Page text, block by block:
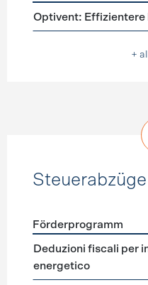
Förderprogramme
Optivent: Effizientere
+
Steuerabzüge
Förderprogramme
Förderprogramm
Deduzioni fiscali per
energetico